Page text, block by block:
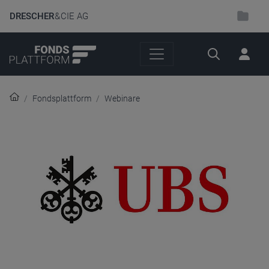
DRESCHER& CIE AG
Suche
Fondsplattform Webinare